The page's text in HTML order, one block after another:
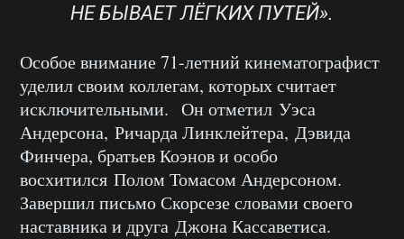
НЕ БЫВАЕТ ЛЁГКИХ ПУТЕЙ».
Особое внимание 71-летний кинематографист
уделил своим коллегам, которых считает
исключительными. Он отметил Уэса
Андерсона, Ричарда Линклейтера, Дэвида
Финчера, братьев Коэнов и особо
восхитился Полом Томасом Андерсоном.
Завершил письмо Скорсезе словами своего
наставника и друга Джона Кассаветиса.